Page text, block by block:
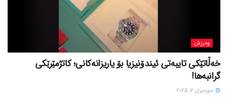
وەرزش
خەڵاتێکی تایبەتی ئیندۆنیزیا بۆ یاریزانەکانی؛ کاتژمێرێکی
گرانبەها!
حوزه‌یران 7, 2025